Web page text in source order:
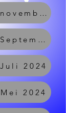
Nieuwsbrief 24 november 2024
Nieuwsbrief 16 September 2024
2024
2024